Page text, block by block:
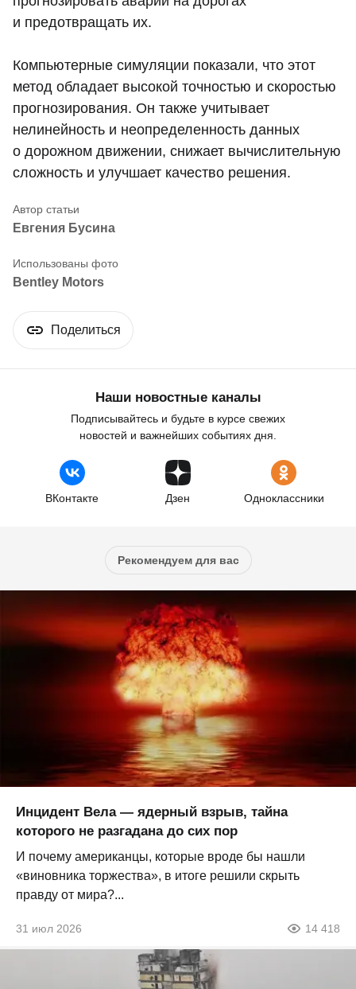
и предотвращать их.
Компьютерные симуляции показали, что этот
метод обладает высокой точностью и скоростью
прогнозирования. Он также учитывает
нелинейность и неопределенность данных
о дорожном движении, снижает вычислительную
сложность и улучшает качество решения.
Евгения Бусина
Bentley Motors
Поделиться
Наши новостные каналы
Подписывайтесь и будьте в курсе свежих
новостей и важнейших событиях дня.
ВКонтакте Дзен Одноклассники
Рекомендуем для вас
Инцидент Вела — ядерный взрыв, тайна
которого не разгадана до сих пор
И почему американцы, которые вроде бы нашли
«виновника торжества», в итоге решили скрыть
правду от мира?...
31 июл 2026 14 418